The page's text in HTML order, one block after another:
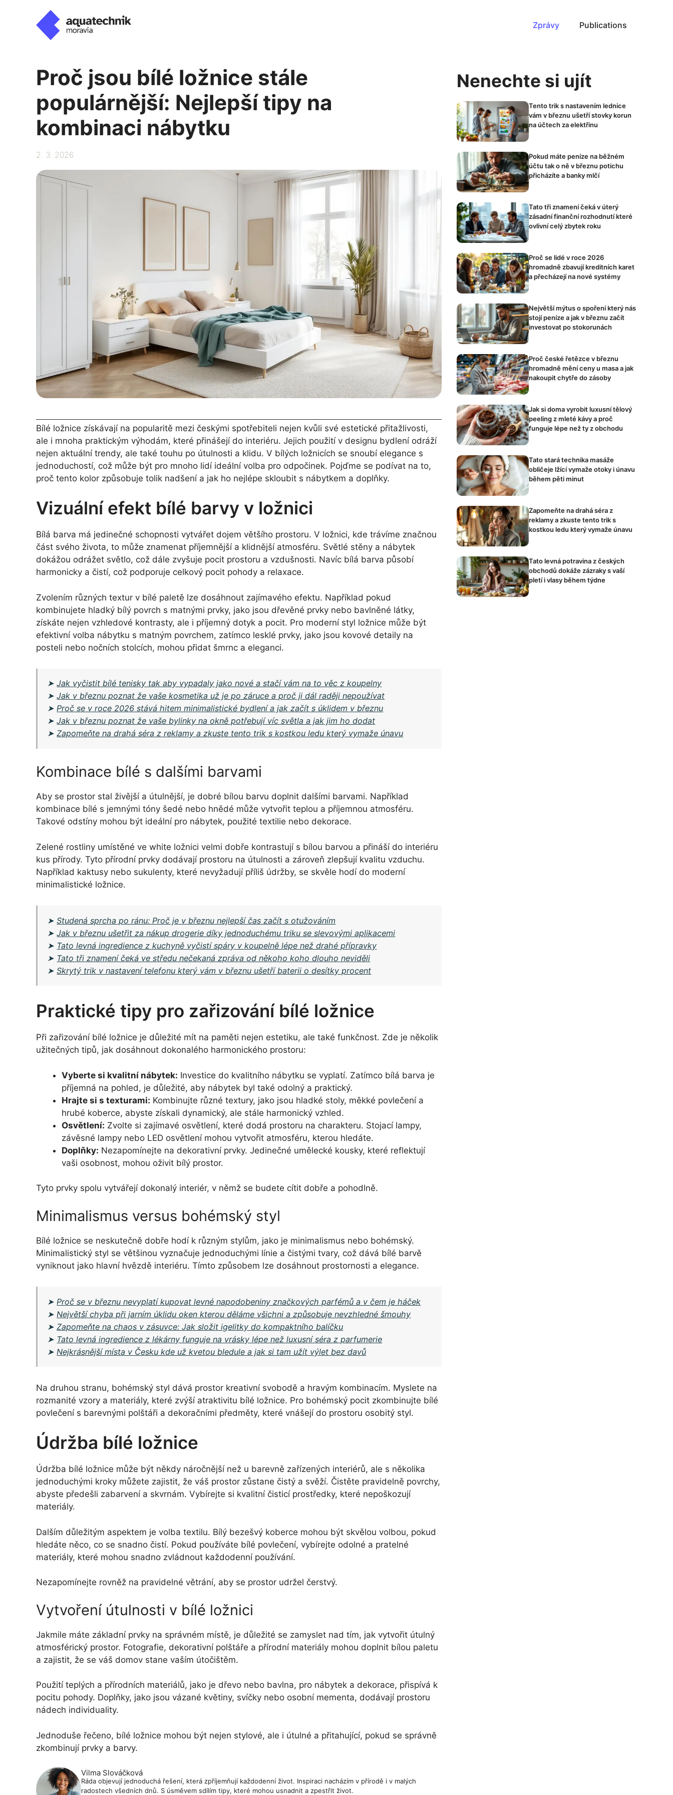
Zprávy Publications
Proč jsou bílé ložnice stále
populárnější: Nejlepší tipy na
kombinaci nábytku
2. 3. 2026
Bílé ložnice získávají na popularitě mezi českými spotřebiteli nejen kvůli své estetické přitažlivosti,
ale i mnoha praktickým výhodám, které přinášejí do interiéru. Jejich použití v designu bydlení odráží
nejen aktuální trendy, ale také touhu po útulnosti a klidu. V bílých ložnicích se snoubí elegance s
jednoduchostí, což může být pro mnoho lidí ideální volba pro odpočinek. Pojďme se podívat na to,
proč tento kolor způsobuje tolik nadšení a jak ho nejlépe skloubit s nábytkem a doplňky.
Vizuální efekt bílé barvy v ložnici
Bílá barva má jedinečné schopnosti vytvářet dojem většího prostoru. V ložnici, kde trávíme značnou
část svého života, to může znamenat příjemnější a klidnější atmosféru. Světlé stěny a nábytek
dokážou odrážet světlo, což dále zvyšuje pocit prostoru a vzdušnosti. Navíc bílá barva působí
harmonicky a čistí, což podporuje celkový pocit pohody a relaxace.
Zvolením různých textur v bílé paletě lze dosáhnout zajímavého efektu. Například pokud
kombinujete hladký bílý povrch s matnými prvky, jako jsou dřevěné prvky nebo bavlněné látky,
získáte nejen vzhledové kontrasty, ale i příjemný dotyk a pocit. Pro moderní styl ložnice může být
efektivní volba nábytku s matným povrchem, zatímco lesklé prvky, jako jsou kovové detaily na
posteli nebo nočních stolcích, mohou přidat šmrnc a eleganci.
➤Jak vyčistit bílé tenisky tak aby vypadaly jako nové a stačí vám na to věc z koupelny
➤Jak v březnu poznat že vaše kosmetika už je po záruce a proč ji dál raději nepoužívat
➤Proč se v roce 2026 stává hitem minimalistické bydlení a jak začít s úklidem v březnu
➤Jak v březnu poznat že vaše bylinky na okně potřebují víc světla a jak jim ho dodat
➤Zapomeňte na drahá séra z reklamy a zkuste tento trik s kostkou ledu který vymaže únavu
Kombinace bílé s dalšími barvami
Aby se prostor stal živější a útulnější, je dobré bílou barvu doplnit dalšími barvami. Například
kombinace bílé s jemnými tóny šedé nebo hnědé může vytvořit teplou a příjemnou atmosféru.
Takové odstíny mohou být ideální pro nábytek, použité textilie nebo dekorace.
Zelené rostliny umístěné ve white ložnici velmi dobře kontrastují s bílou barvou a přináší do interiéru
kus přírody. Tyto přírodní prvky dodávají prostoru na útulnosti a zároveň zlepšují kvalitu vzduchu.
Například kaktusy nebo sukulenty, které nevyžadují příliš údržby, se skvěle hodí do moderní
minimalistické ložnice.
➤Studená sprcha po ránu: Proč je v březnu nejlepší čas začít s otužováním
➤Jak v březnu ušetřit za nákup drogerie díky jednoduchému triku se slevovými aplikacemi
➤ Tato levná ingredience z kuchyně vyčistí spáry v koupelně lépe než drahé přípravky
➤ Tato tři znamení čeká ve středu nečekaná zpráva od někoho koho dlouho neviděli
➤Skrytý trik v nastavení telefonu který vám v březnu ušetří baterii o desítky procent
Praktické tipy pro zařizování bílé ložnice
Při zařizování bílé ložnice je důležité mít na paměti nejen estetiku, ale také funkčnost. Zde je několik
užitečných tipů, jak dosáhnout dokonalého harmonického prostoru:
Vyberte si kvalitní nábytek: Investice do kvalitního nábytku se vyplatí. Zatímco bílá barva je
příjemná na pohled, je důležité, aby nábytek byl také odolný a praktický.
Hrajte si s texturami: Kombinujte různé textury, jako jsou hladké stoly, měkké povlečení a
hrubé koberce, abyste získali dynamický, ale stále harmonický vzhled.
Osvětlení: Zvolte si zajímavé osvětlení, které dodá prostoru na charakteru. Stojací lampy,
závěsné lampy nebo LED osvětlení mohou vytvořit atmosféru, kterou hledáte.
Doplňky: Nezapomínejte na dekorativní prvky. Jedinečné umělecké kousky, které reflektují
vaši osobnost, mohou oživit bílý prostor.
Tyto prvky spolu vytvářejí dokonalý interiér, v němž se budete cítit dobře a pohodlně.
Minimalismus versus bohémský styl
Bílé ložnice se neskutečně dobře hodí k různým stylům, jako je minimalismus nebo bohémský.
Minimalistický styl se většinou vyznačuje jednoduchými línie a čistými tvary, což dává bílé barvě
vyniknout jako hlavní hvězdě interiéru. Tímto způsobem lze dosáhnout prostornosti a elegance.
➤ Proč se v březnu nevyplatí kupovat levné napodobeniny značkových parfémů a v čem je háček
➤ Největší chyba při jarním úklidu oken kterou děláme všichni a způsobuje nevzhledné šmouhy
➤Zapomeňte na chaos v zásuvce: Jak složit igelitky do kompaktního balíčku
➤ Tato levná ingredience z lékárny funguje na vrásky lépe než luxusní séra z parfumerie
➤ Nejkrásnější místa v Česku kde už kvetou bledule a jak si tam užít výlet bez davů
Na druhou stranu, bohémský styl dává prostor kreativní svobodě a hravým kombinacím. Myslete na
rozmanité vzory a materiály, které zvýší atraktivitu bílé ložnice. Pro bohémský pocit zkombinujte bílé
povlečení s barevnými polštáři a dekoračními předměty, které vnášejí do prostoru osobitý styl.
Údržba bílé ložnice
Údržba bílé ložnice může být někdy náročnější než u barevně zařízených interiérů, ale s několika
jednoduchými kroky můžete zajistit, že váš prostor zůstane čistý a svěží. Čistěte pravidelně povrchy,
abyste předešli zabarvení a skvrnám. Vybírejte si kvalitní čisticí prostředky, které nepoškozují
materiály.
Dalším důležitým aspektem je volba textilu. Bílý bezešvý koberce mohou být skvělou volbou, pokud
hledáte něco, co se snadno čistí. Pokud používáte bílé povlečení, vybírejte odolné a pratelné
materiály, které mohou snadno zvládnout každodenní používání.
Nezapomínejte rovněž na pravidelné větrání, aby se prostor udržel čerstvý.
Vytvoření útulnosti v bílé ložnici
Jakmile máte základní prvky na správném místě, je důležité se zamyslet nad tím, jak vytvořit útulný
atmosférický prostor. Fotografie, dekorativní polštáře a přírodní materiály mohou doplnit bílou paletu
a zajistit, že se váš domov stane vaším útočištěm.
Použití teplých a přírodních materiálů, jako je dřevo nebo bavlna, pro nábytek a dekorace, přispívá k
pocitu pohody. Doplňky, jako jsou vázané květiny, svíčky nebo osobní mementa, dodávají prostoru
nádech individuality.
Jednoduše řečeno, bílé ložnice mohou být nejen stylové, ale i útulné a přitahující, pokud se správně
zkombinují prvky a barvy.
Vilma Slováčková
Ráda objevují jednoduchá řešení, která zpříjemňují každodenní život. Inspiraci nacházím v přírodě i v malých
radostech všedních dnů. S úsměvem sdílím tipy, které mohou usnadnit a zpestřit život.
Nenechte si ujít
Tento trik s nastavením lednice
vám v březnu ušetří stovky korun
na účtech za elektřinu
Pokud máte peníze na běžném
účtu tak o ně v březnu potichu
přicházíte a banky mlčí
Tato tři znamení čeká v úterý
zásadní finanční rozhodnutí které
ovlivní celý zbytek roku
Proč se lidé v roce 2026
hromadně zbavují kreditních karet
a přecházejí na nové systémy
Největší mýtus o spoření který nás
stojí peníze a jak v březnu začít
investovat po stokorunách
Proč české řetězce v březnu
hromadně mění ceny u masa a jak
nakoupit chytře do zásoby
Jak si doma vyrobit luxusní tělový
peeling z mleté kávy a proč
funguje lépe než ty z obchodu
Tato stará technika masáže
obličeje lžící vymaže otoky i únavu
během pěti minut
Zapomeňte na drahá séra z
reklamy a zkuste tento trik s
kostkou ledu který vymaže únavu
Tato levná potravina z českých
obchodů dokáže zázraky s vaší
pletí i vlasy během týdne